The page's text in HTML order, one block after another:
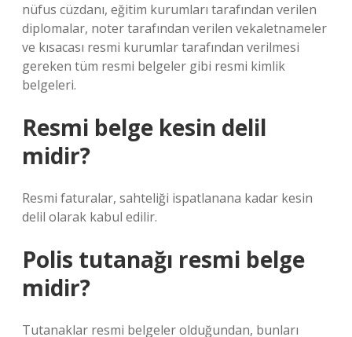
nüfus cüzdanı, eğitim kurumları tarafından verilen
diplomalar, noter tarafından verilen vekaletnameler
ve kısacası resmi kurumlar tarafından verilmesi
gereken tüm resmi belgeler gibi resmi kimlik
belgeleri.
Resmi belge kesin delil
midir?
Resmi faturalar, sahteliği ispatlanana kadar kesin
delil olarak kabul edilir.
Polis tutanağı resmi belge
midir?
Tutanaklar resmi belgeler olduğundan, bunları